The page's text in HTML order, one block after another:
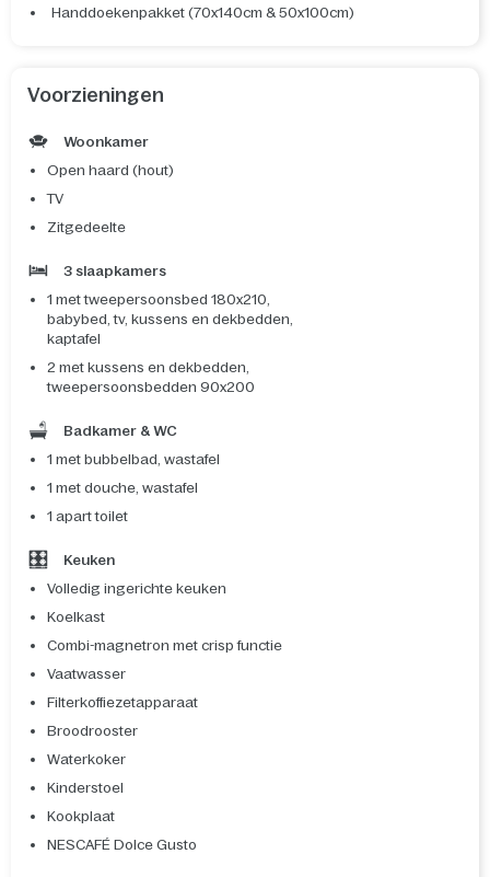
Handdoekenpakket (70x140cm & 50x100cm)
Voorzieningen
Woonkamer
Open haard (hout)
TV
Zitgedeelte
3 slaapkamers
1 met tweepersoonsbed 180x210,
babybed, tv, kussens en dekbedden,
kaptafel
2 met kussens en dekbedden,
tweepersoonsbedden 90x200
Badkamer & WC
1 met bubbelbad, wastafel
1 met douche, wastafel
1 apart toilet
Keuken
Volledig ingerichte keuken
Koelkast
Combi-magnetron met crisp functie
Vaatwasser
Filterkoffiezetapparaat
Broodrooster
Waterkoker
Kinderstoel
Kookplaat
NESCAFÉ Dolce Gusto